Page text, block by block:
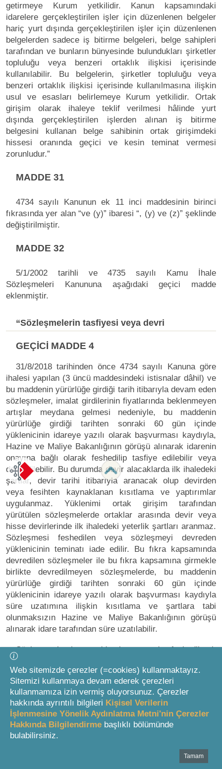
getirmeye Kurum yetkilidir. Kanun kapsamındaki
idarelere gerçekleştirilen işler için düzenlenen belgeler
hariç yurt dışında gerçekleştirilen işler için düzenlenen
belgelerden sadece iş bitirme belgeleri, belge sahipleri
tarafından ve bunların bünyesinde bulundukları şirketler
topluluğu veya benzeri ortaklık ilişkisi içerisinde
kullanılabilir. Bu belgelerin, şirketler topluluğu veya
benzeri ortaklık ilişkisi içerisinde kullanılmasına ilişkin
usul ve esasları belirlemeye Kurum yetkilidir. Ortak
girişim olarak ihaleye teklif verilmesi hâlinde yurt
dışında gerçekleştirilen işlerden alınan iş bitirme
belgesini kullanan belge sahibinin ortak girişimdeki
hissesi oranında geçici ve kesin teminat vermesi
zorunludur.”
MADDE 31
4734 sayılı Kanunun ek 11 inci maddesinin birinci
fıkrasında yer alan “ve (y)” ibaresi “, (y) ve (z)” şeklinde
değiştirilmiştir.
MADDE 32
5/1/2002 tarihli ve 4735 sayılı Kamu İhale
Sözleşmeleri Kanununa aşağıdaki geçici madde
eklenmiştir.
“Sözleşmelerin tasfiyesi veya devri
GEÇİCİ MADDE 4
31/8/2018 tarihinden önce 4734 sayılı Kanuna göre
ihalesi yapılan (3 üncü maddesindeki istisnalar dâhil) ve
bu maddenin yürürlüğe girdiği tarih itibarıyla devam eden
sözleşmeler, imalat girdilerinin fiyatlarında beklenmeyen
artışlar meydana gelmesi nedeniyle, bu maddenin
yürürlüğe girdiği tarihten sonraki 60 gün içinde
yüklenicinin idareye yazılı olarak başvurması kaydıyla,
Hazine ve Maliye Bakanlığının görüşü alınarak idarenin
onayına bağlı olarak feshedilip tasfiye edilebilir veya
devredilebilir. Bu durumda devir alacaklarda ilk ihaledeki
şartlar, devir tarihi itibarıyla aranacak olup devirden
veya fesihten kaynaklanan kısıtlama ve yaptırımlar
uygulanmaz. Yüklenimi ortak girişim tarafından
yürütülen sözleşmelerde ortaklar arasında devir veya
hisse devirlerinde ilk ihaledeki yeterlik şartları aranmaz.
Sözleşmesi feshedilen veya sözleşmeyi devreden
yüklenicinin teminatı iade edilir. Bu fıkra kapsamında
devredilen sözleşmeler ile bu fıkra kapsamına girmekle
birlikte devredilmeyen sözleşmelerde, bu maddenin
yürürlüğe girdiği tarihten sonraki 60 gün içinde
yüklenicinin idareye yazılı olarak başvurması kaydıyla
süre uzatımına ilişkin kısıtlama ve şartlara tabi
olunmaksızın Hazine ve Maliye Bakanlığının görüşü
alınarak idare tarafından süre uzatılabilir.
Sözleşmenin bu madde kapsamında feshedilerek
tasfiye edilmesi veya devredilmesi durumunda yüklenici,
fesih veya devir tarihine kadar gerçekleştirdiği imalatlar
dışında idareden herhangi bir hak talebinde bulunamaz.
Yüklenici tarafından, işin idarece uygun görülecek can
ve mal güvenliği ile yapı güvenliğine yönelik tedbirlerin
alınması şarttır. Bu kapsamda düzenlenecek
fesihnamelerden ve devredilecek sözleşmelerden damga
vergisi alınmaz.”
Web sitemizde çerezler (=cookies) kullanmaktayız.
Sitemizi kullanmaya devam ederek çerezleri
kullanmamıza izin vermiş oluyorsunuz. Çerezler
hakkında ayrıntılı bilgileri Kişisel Verilerin
İşlenmesine Yönelik Aydınlatma Metni'nin Çerezler
Hakkında Bilgilendirme başlıklı bölümünde
bulabilirsiniz.
Tamam